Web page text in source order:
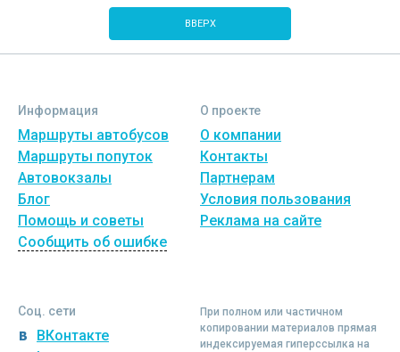
ВВЕРХ
Информация
Маршруты автобусов
Маршруты попуток
Автовокзалы
Блог
Помощь и советы
Сообщить об ошибке
О проекте
О компании
Контакты
Партнерам
Условия пользования
Реклама на сайте
Соц. сети
ВКонтакте
При полном или частичном
копировании материалов прямая
индексируемая гиперссылка на